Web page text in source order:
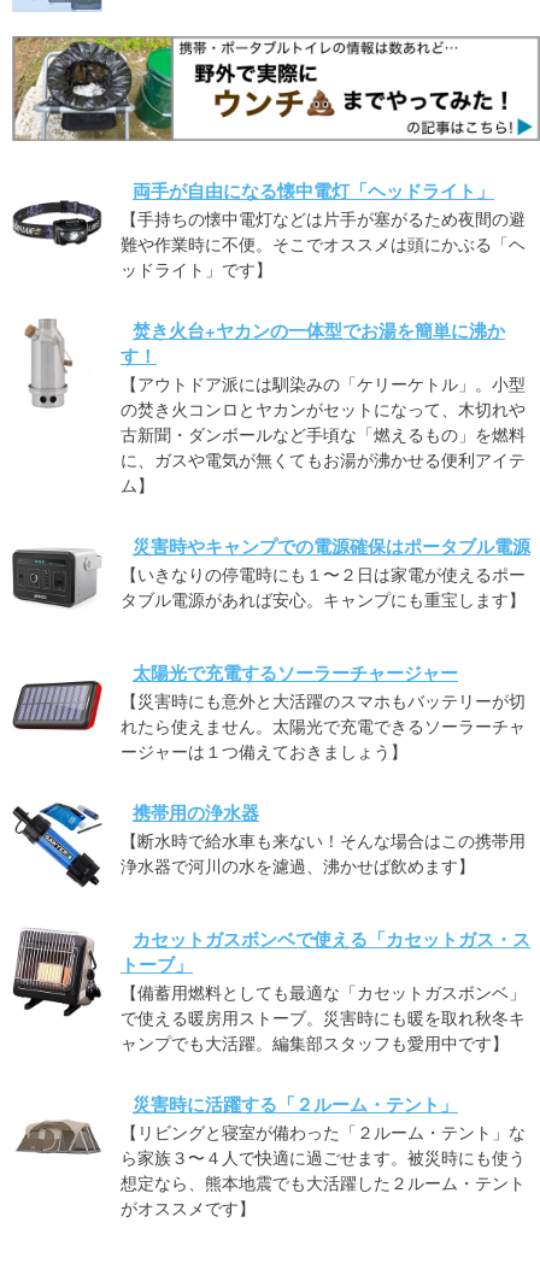
両手が自由になる懐中電灯「ヘッドライト」
【手持ちの懐中電灯などは片手が塞がるため夜間の避
難や作業時に不便。そこでオススメは頭にかぶる「ヘ
ッドライト」です】
焚き火台+ヤカンの一体型でお湯を簡単に沸か
す！
【アウトドア派には馴染みの「ケリーケトル」。小型
の焚き火コンロとヤカンがセットになって、木切れや
古新聞・ダンボールなど手頃な「燃えるもの」を燃料
に、ガスや電気が無くてもお湯が沸かせる便利アイテ
ム】
災害時やキャンプでの電源確保はポータブル電源
【いきなりの停電時にも１〜２日は家電が使えるポー
タブル電源があれば安心。キャンプにも重宝します】
太陽光で充電するソーラーチャージャー
【災害時にも意外と大活躍のスマホもバッテリーが切
れたら使えません。太陽光で充電できるソーラーチャ
ージャーは１つ備えておきましょう】
携帯用の浄水器
【断水時で給水車も来ない！そんな場合はこの携帯用
浄水器で河川の水を濾過、沸かせば飲めます】
カセットガスボンベで使える「カセットガス・ス
トーブ」
【備蓄用燃料としても最適な「カセットガスボンベ」
で使える暖房用ストーブ。災害時にも暖を取れ秋冬キ
ャンプでも大活躍。編集部スタッフも愛用中です】
災害時に活躍する「２ルーム・テント」
【リビングと寝室が備わった「２ルーム・テント」な
ら家族３〜４人で快適に過ごせます。被災時にも使う
想定なら、熊本地震でも大活躍した２ルーム・テント
がオススメです】